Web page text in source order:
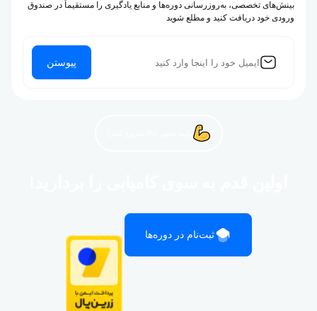
بینش‌های تخصصی، به‌روزرسانی دوره‌ها و منابع یادگیری را مستقیماً در صندوق
ورودی خود دریافت کنید و مطلع شوید
پیوستن
ثبت‌نام در دوره‌ها